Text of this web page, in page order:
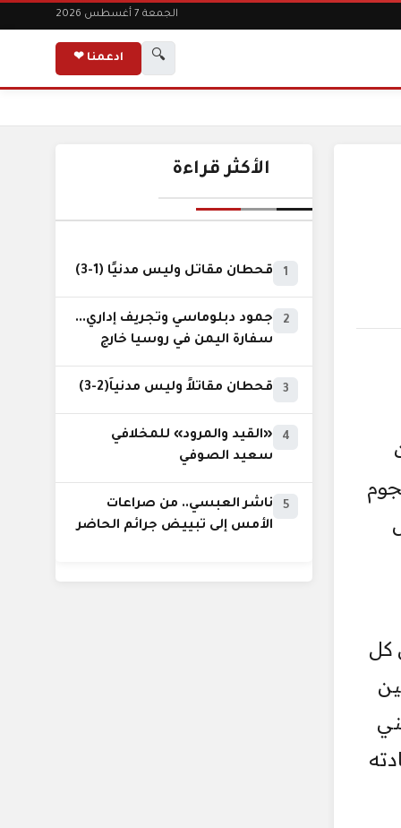
الجمعة 7 أغسطس 2026
🔍 ادعمنا ❤
كل
الأكثر قراءة
1 قحطان مقاتل وليس مدنيًا (1-3)
2
جمود دبلوماسي وتجريف إداري...
سفارة اليمن في روسيا خارج
3 قحطان مقاتلاً وليس مدنياً(2-3)
4
«القيد والمرود» للمخلافي
سعيد الصوفي
5
ناشر العبسي.. من صراعات
الأمس إلى تبييض جرائم الحاضر